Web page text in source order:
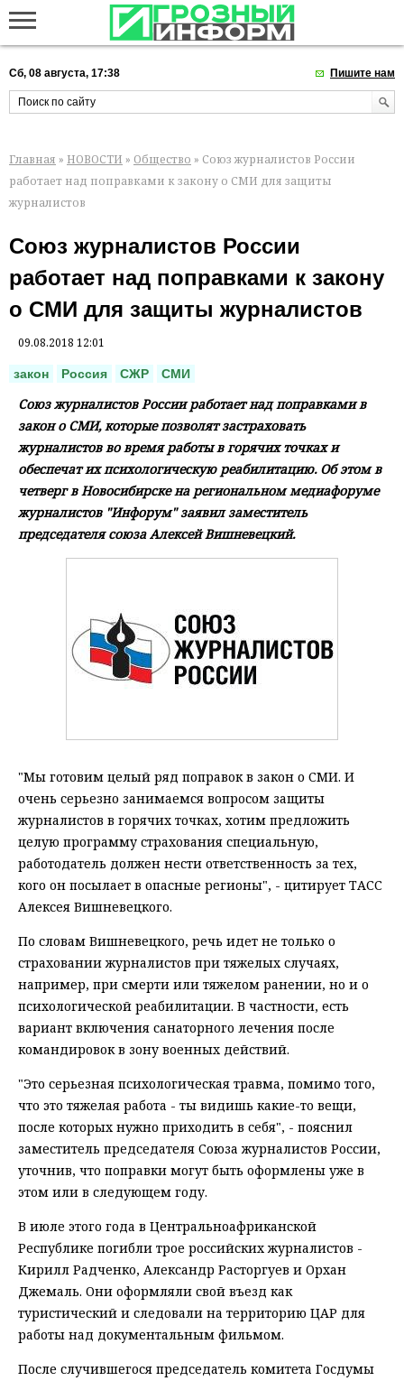
Сб, 08 августа, 17:38 Пишите нам
Главная » НОВОСТИ » Общество » Союз журналистов России
работает над поправками к закону о СМИ для защиты
журналистов
Союз журналистов России
работает над поправками к закону
о СМИ для защиты журналистов
09.08.2018 12:01
закон Россия СЖР СМИ
Союз журналистов России работает над поправками в
закон о СМИ, которые позволят застраховать
журналистов во время работы в горячих точках и
обеспечат их психологическую реабилитацию. Об этом в
четверг в Новосибирске на региональном медиафоруме
журналистов "Инфорум" заявил заместитель
председателя союза Алексей Вишневецкий.
"Мы готовим целый ряд поправок в закон о СМИ. И
очень серьезно занимаемся вопросом защиты
журналистов в горячих точках, хотим предложить
целую программу страхования специальную,
работодатель должен нести ответственность за тех,
кого он посылает в опасные регионы", - цитирует ТАСС
Алексея Вишневецкого.
По словам Вишневецкого, речь идет не только о
страховании журналистов при тяжелых случаях,
например, при смерти или тяжелом ранении, но и о
психологической реабилитации. В частности, есть
вариант включения санаторного лечения после
командировок в зону военных действий.
"Это серьезная психологическая травма, помимо того,
что это тяжелая работа - ты видишь какие-то вещи,
после которых нужно приходить в себя", - пояснил
заместитель председателя Союза журналистов России,
уточнив, что поправки могут быть оформлены уже в
этом или в следующем году.
В июле этого года в Центральноафриканской
Республике погибли трое российских журналистов -
Кирилл Радченко, Александр Расторгуев и Орхан
Джемаль. Они оформляли свой въезд как
туристический и следовали на территорию ЦАР для
работы над документальным фильмом.
После случившегося председатель комитета Госдумы